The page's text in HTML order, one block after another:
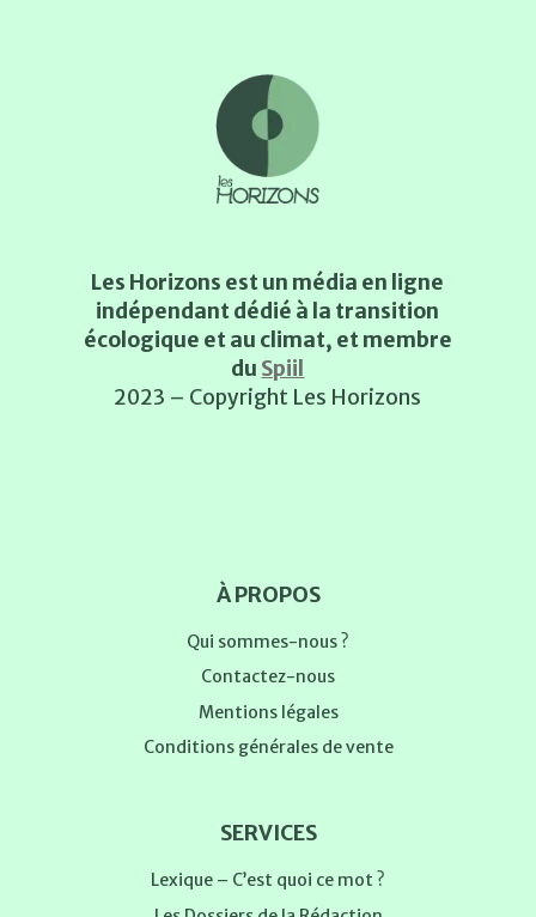
Les Horizons est un média en ligne
indépendant dédié à la transition
écologique et au climat, et membre
du Spiil
2023 – Copyright Les Horizons
À PROPOS
Qui sommes-nous ?
Contactez-nous
Mentions légales
Conditions générales de vente
SERVICES
Lexique – C’est quoi ce mot ?